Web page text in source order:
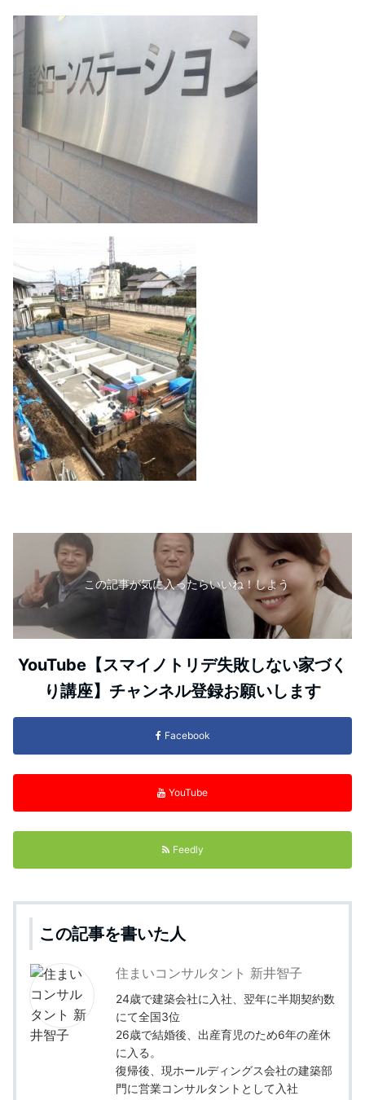
この記事が気に入ったらいいね！しよう
YouTube【スマイノトリデ失敗しない家づく
り講座】チャンネル登録お願いします
Facebook
YouTube
Feedly
この記事を書いた人
住まいコンサルタント 新井智子
24歳で建築会社に入社、翌年に半期契約数
にて全国3位
26歳で結婚後、出産育児のため6年の産休
に入る。
復帰後、現ホールディングス会社の建築部
門に営業コンサルタントとして入社